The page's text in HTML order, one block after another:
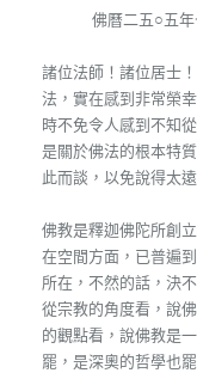
佛曆二五○五
諸位法師！諸位居士
法，實在感到非常榮
時不免令人感到不知
是關於佛法的根本特
此而談，以免說得太
佛教是釋迦佛陀所創
在空間方面，已普遍
所在，不然的話，決
從宗教的角度看，說
的觀點看，說佛教是
罷，是深奧的哲學也